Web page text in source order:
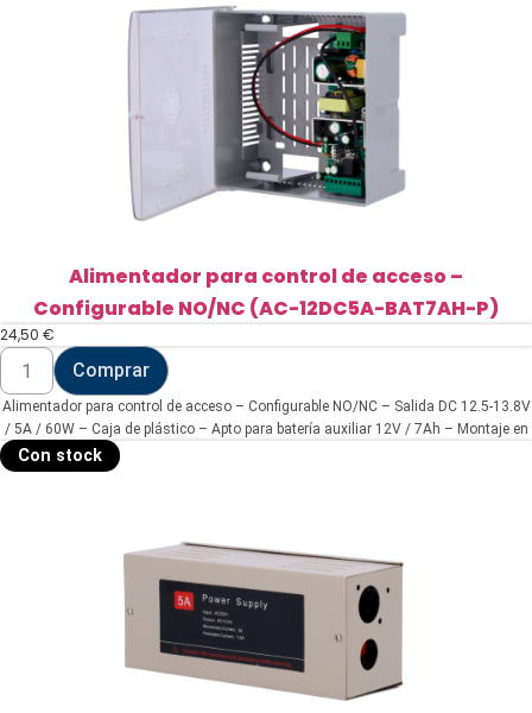
Alimentador para control de acceso –
Configurable NO/NC (AC-12DC5A-BAT7AH-P)
24,50 €
Alimentador
para
control
de
acceso
-
Configurable
Comprar
Alimentador para control de acceso – Configurable NO/NC – Salida DC 12.5-13.8V
/ 5A / 60W – Caja de plástico – Apto para batería auxiliar 12V / 7Ah – Montaje en
Con stock